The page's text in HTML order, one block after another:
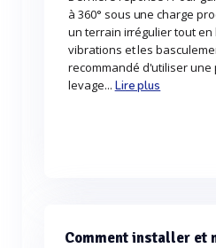
à 360° sous une charge
un terrain irrégulier tout en
vibrations et les
recommandé d'utiliser une
levage... Lire plus
Comment installer et